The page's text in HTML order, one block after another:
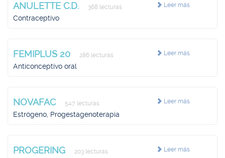
Leer más
ANULETTE C.D. 368 lecturas
Contraceptivo
Leer más
FEMIPLUS 20 286 lecturas
Anticonceptivo oral
Leer más
NOVAFAC 547 lecturas
Estrógeno, Progestagenoterapia
Leer más
PROGERING 203 lecturas